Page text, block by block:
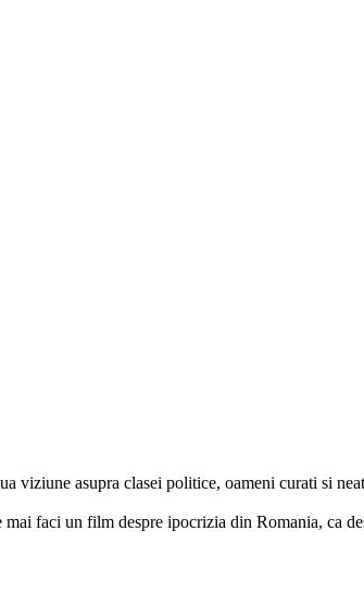
viziune asupra clasei politice, oameni curati si
faci un film despre ipocrizia din Romania, ca